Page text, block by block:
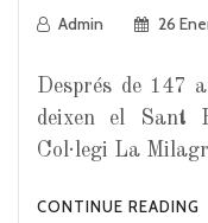
Admin 26
Després de 147
deixen el Sant
Col·legi La
CONTINUE READING